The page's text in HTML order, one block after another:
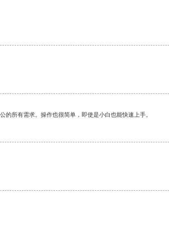
所有需求。操作也很简单，即使是小白也能快速上手。